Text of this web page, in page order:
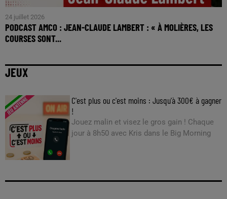
24 juillet 2026
PODCAST AMCO : JEAN-CLAUDE LAMBERT : « À MOLIÈRES, LES
COURSES SONT...
JEUX
C'est plus ou c'est moins : Jusqu'à 300€ à gagner
!
Jouez malin et visez le gros gain ! Chaque
jour à 8h50 avec Kris dans le Big Morning